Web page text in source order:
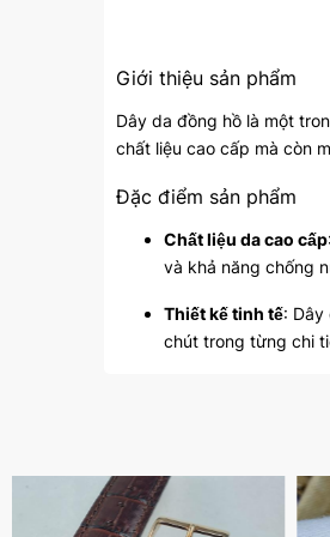
Giới thiệu sản phẩm
Dây da đồng hồ là một
chất liệu cao cấp mà còn
Đặc điểm sản phẩm
Chất liệu da cao cấp
và khả năng chống
Thiết kế tinh tế: Dây
chút trong từng chi
giữ được nét đẹp tự
Tăng cường phong